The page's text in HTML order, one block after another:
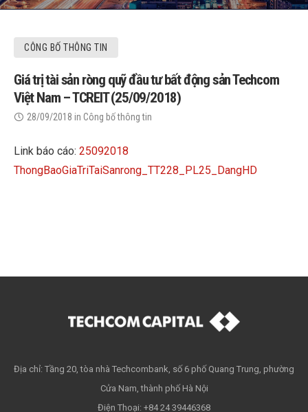
CÔNG BỐ THÔNG TIN
Giá trị tài sản ròng quỹ đầu tư bất động sản Techcom
Việt Nam – TCREIT (25/09/2018)
28/09/2018 in Công bố thông tin
Link báo cáo: 25092018
ThongBaoGiaTriTaiSanrong_TT228_PL25_DangHD
Địa chỉ: Tầng 20, tòa nhà Techcombank, số 6 phố Quang Trung, phường
Cửa Nam, thành phố Hà Nội
Điện Thoại: +84 24 39446368